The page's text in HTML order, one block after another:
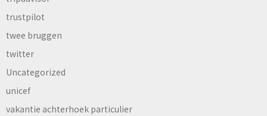
trustpilot
twee bruggen
twitter
Uncategorized
unicef
vakantie achterhoek particulier